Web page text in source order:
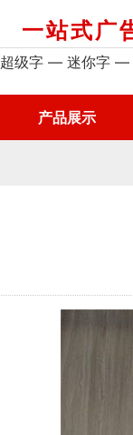
一站式广
超级字 — 迷你字
产品展示